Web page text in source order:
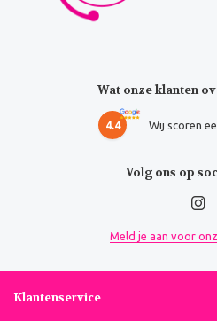
Wat onze klanten
4.4 Wij scoren
Volg ons op
Meld je aan voor
Klantenservice